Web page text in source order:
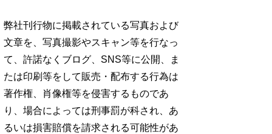
弊社刊行物に掲載されている写真および
文章を、写真撮影やスキャン等を行なっ
て、許諾なくブログ、SNS等に公開、ま
たは印刷等をして販売・配布する行為は
著作権、肖像権等を侵害するものであ
り、場合によっては刑事罰が科され、あ
るいは損害賠償を請求される可能性があ